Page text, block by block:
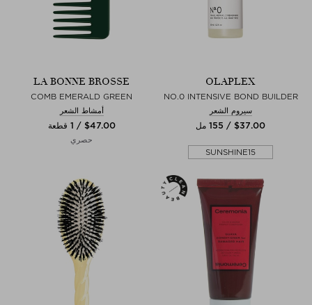
OLAPLEX
NO.0 INTENSIVE BOND BUILDER
سيروم الشعر
$‌37.00 / 155 مل
SUNSHINE15
LA BONNE BROSSE
COMB EMERALD GREEN
أمشاط الشعر
$‌47.00 / 1 قطعة
حصري